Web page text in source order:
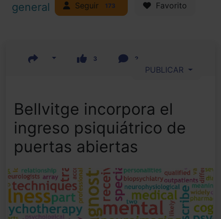
general
Seguir 173 Favorito
3 2
PUBLICAR
Bellvitge incorpora el
ingreso psiquiátrico de
puertas abiertas